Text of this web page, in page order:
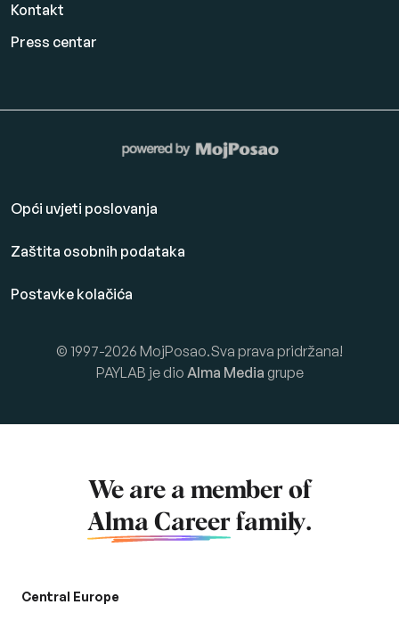
Kontakt
Press centar
Opći uvjeti poslovanja
Zaštita osobnih podataka
Postavke kolačića
© 1997-2026 MojPosao.Sva prava pridržana!
PAYLAB je dio Alma Media grupe
We are a member of
Alma Career family.
Central Europe